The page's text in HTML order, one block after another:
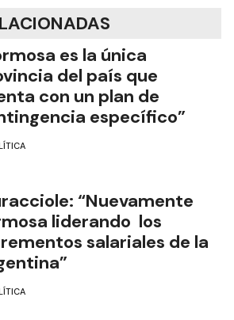
es la única
del país que
con un plan de
específico”
“Nuevamente
liderando los
salariales de la